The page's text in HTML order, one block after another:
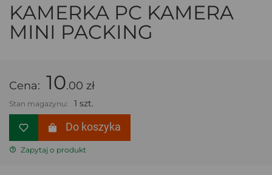
KAMERKA PC KAMERA
MINI PACKING
Cena: 10.00 zł
Stan magazynu: 1 szt.
Do koszyka
Zapytaj o produkt